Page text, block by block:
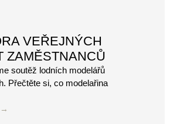
VEŘEJNÝCH
ZAMĚSTNANCŮ
soutěž lodních modelářů
Přečtěte si, co modelařina